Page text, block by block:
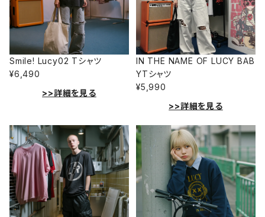
Smile! Lucy02 Tシャツ
¥6,490
>>詳細を見る
IN THE NAME OF LUCY BAB
YTシャツ
¥5,990
>>詳細を見る